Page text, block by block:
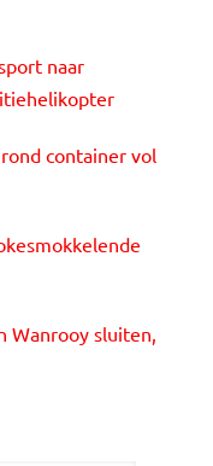
naar
container vol
Wanrooy sluiten,